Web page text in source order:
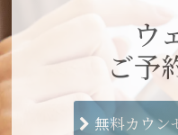
ウ
ご予
無料カウン